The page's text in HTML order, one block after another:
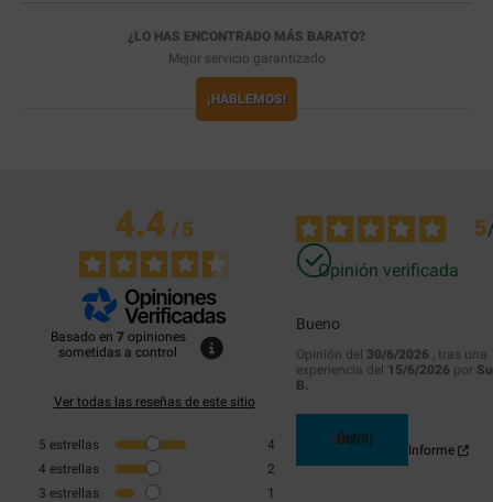
¿LO HAS ENCONTRADO MÁS BARATO?
Mejor servicio garantizado
¡HABLEMOS!
4.4/5
Basado en 7 opiniones
sometidas a control
Ver todas las reseñas de este sitio
5 estrellas
4
4 estrellas
2
3 estrellas
1
5
Opinión verificada
Bueno
Opinión del 30/6/2026 , tras una
experiencia del 15/6/2026 por
B.
Útil(0)
Informe